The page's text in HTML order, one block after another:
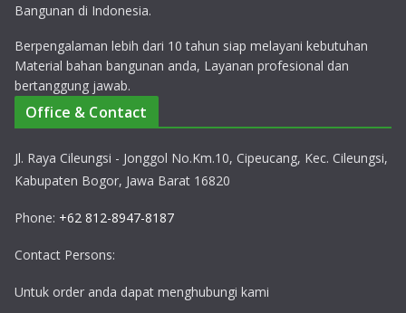
Bangunan di Indonesia.
Berpengalaman lebih dari 10 tahun siap melayani kebutuhan
Material bahan bangunan anda, Layanan profesional dan
bertanggung jawab.
Office & Contact
Jl. Raya Cileungsi - Jonggol No.Km.10, Cipeucang, Kec. Cileungsi,
Kabupaten Bogor, Jawa Barat 16820
Phone: +62 812-8947-8187
Contact Persons:
Untuk order anda dapat menghubungi kami